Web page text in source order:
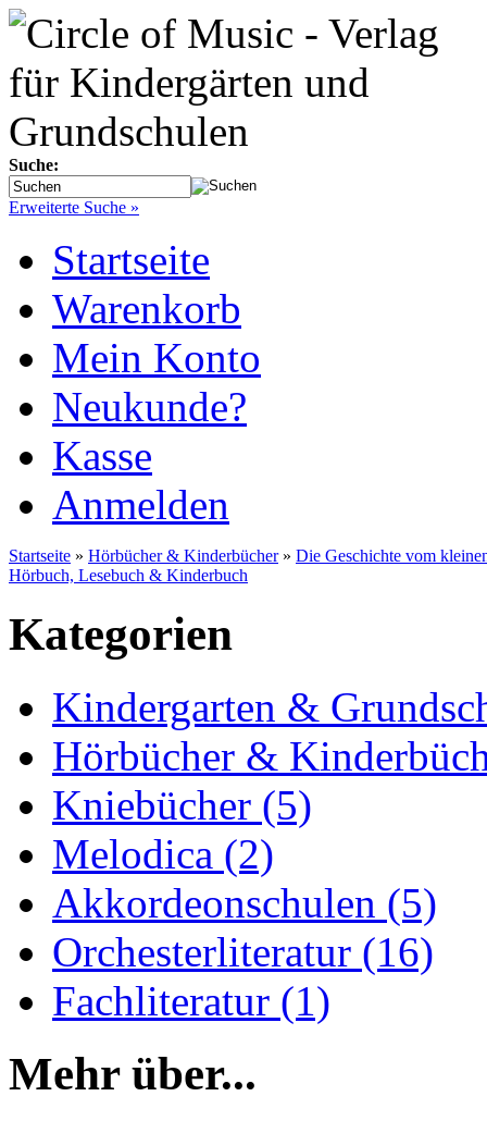
Suche:
Erweiterte Suche »
Startseite
Warenkorb
Mein Konto
Neukunde?
Kasse
Anmelden
Startseite » Hörbücher & Kinderbücher» Die Geschichte vom
Hörbuch, Lesebuch & Kinderbuch
Kategorien
Kindergarten &
Hörbücher &
Kniebücher (5)
Melodica (2)
Akkordeonschulen (5)
Orchesterliteratur (16)
Fachliteratur (1)
Mehr über...